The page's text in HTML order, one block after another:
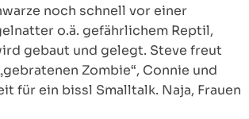
noch schnell vor einer
o.ä. gefährlichem Reptil,
gebaut und gelegt. Steve freut
Zombie“, Connie und
für ein bissl Smalltalk. Naja, Frauen